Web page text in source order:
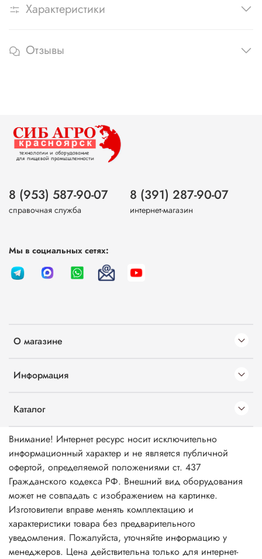
Характеристики
Отзывы
О магазине
Информация
Каталог
8 (953) 587-90-07
справочная служба
8 (391) 287-90-07
интернет-магазин
Мы в социальных сетях:
Внимание! Интернет ресурс носит исключительно
информационный характер и не является публичной
офертой, определяемой положениями ст. 437
Гражданского кодекса РФ. Внешний вид оборудования
может не совпадать с изображением на картинке.
Изготовители вправе менять комплектацию и
характеристики товара без предварительного
уведомления. Пожалуйста, уточняйте информацию у
менеджеров. Цена действительна только для интернет-